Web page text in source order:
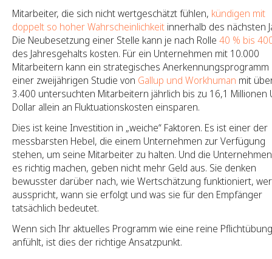
Mitarbeiter, die sich nicht wertgeschätzt fühlen, kündigen mit
doppelt so hoher Wahrscheinlichkeit innerhalb des nächsten
Die Neubesetzung einer Stelle kann je nach Rolle 40 % bis
des Jahresgehalts kosten. Für ein Unternehmen mit 10.000
Mitarbeitern kann ein strategisches Anerkennungsprogramm
einer zweijährigen Studie von Gallup und Workhuman mit
3.400 untersuchten Mitarbeitern jährlich bis zu 16,1 Millionen
Dollar allein an Fluktuationskosten einsparen.
Dies ist keine Investition in „weiche“ Faktoren. Es ist einer der
messbarsten Hebel, die einem Unternehmen zur Verfügung
stehen, um seine Mitarbeiter zu halten. Und die
es richtig machen, geben nicht mehr Geld aus. Sie denken
bewusster darüber nach, wie Wertschätzung funktioniert,
ausspricht, wann sie erfolgt und was sie für den Empfänger
tatsächlich bedeutet.
Wenn sich Ihr aktuelles Programm wie eine reine Pflichtübung
anfühlt, ist dies der richtige Ansatzpunkt.